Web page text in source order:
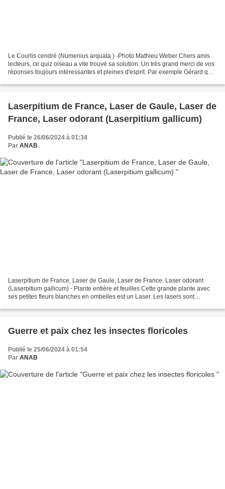
Le Courlis cendré (Numenius arquata ) -Photo Mathieu Weber Chers amis
lecteurs, ce quiz oiseau a vite trouvé sa solution. Un très grand merci de vos
réponses toujours intéressantes et pleines d'esprit. Par exemple Gérard qui
Laserpitium de France, Laser de Gaule, Laser de
France, Laser odorant (Laserpitium gallicum)
Publié le 26/06/2024 à 01:34
Par ANAB
Laserpitium de France, Laser de Gaule, Laser de France, Laser odorant
(Laserpitium gallicum) - Plante entière et feuilles Cette grande plante avec
ses petites fleurs blanches en ombelles est un Laser. Les lasers sont
Guerre et paix chez les insectes floricoles
Publié le 25/06/2024 à 01:54
Par ANAB